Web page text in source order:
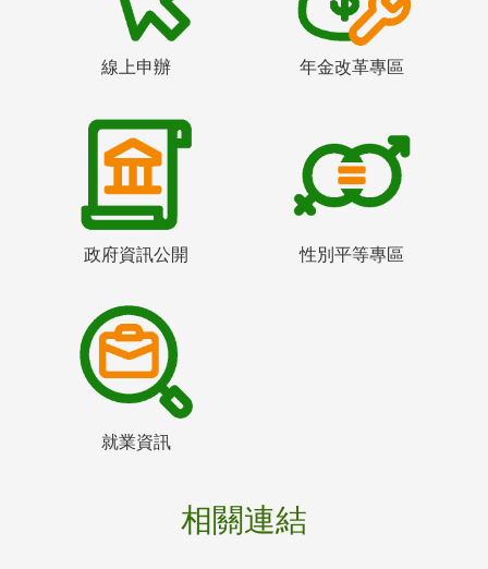
線上申辦 年金改革專區
政府資訊公開 性別平等專區
就業資訊
相關連結